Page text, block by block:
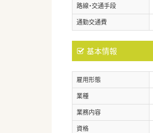
路線・交通手段
通勤交通費
基本情報
雇用形態
業種
業務内容
資格